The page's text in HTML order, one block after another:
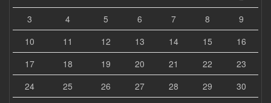
3
4 5 6 7 8
9
10
11 12 13 14 15
16
17
18 19 20 21 22
23
24
25 26 27 28 29
30